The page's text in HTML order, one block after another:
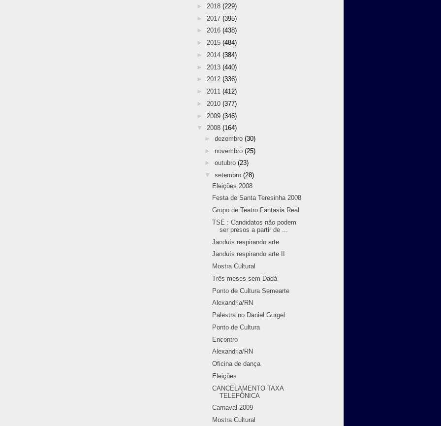
► 2018 (229)
► 2017 (395)
► 2016 (438)
► 2015 (484)
► 2014 (384)
► 2013 (440)
► 2012 (336)
► 2011 (412)
► 2010 (377)
► 2009 (346)
▼ 2008 (164)
► dezembro (30)
► novembro (25)
► outubro (23)
▼ setembro (28)
Eleições 2008
Festa de Santa Teresinha 2008
Grupo de Teatro Fantasia Real
TSE : Candidatos não podem
ser presos a partir de ...
Janduís respirando arte
Janduís respirando arte II
Mostra Cultural
Três meses sem Dadá
Ponto de Cultura Semearte
Alexandria/RN
Palestra no Daniel Gurgel
Ponto de Cultura
Encontro
Alexandria/RN
Oficina de dança
Eleições
CANCELAMENTO TAXA
TELEFÔNICA
Carnaval 2009
Mostra Cultural